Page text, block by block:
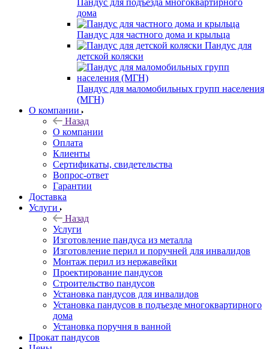
Пандус для подъезда многоквартирного
дома
Пандус для частного дома и крыльца
Пандус для
детской коляски
Пандус для маломобильных групп населения
(МГН)
О компании
Назад
О компании
Оплата
Клиенты
Сертификаты, свидетельства
Вопрос-ответ
Гарантии
Доставка
Услуги
Назад
Услуги
Изготовление пандуса из металла
Изготовление перил и поручней для инвалидов
Монтаж перил из нержавейки
Проектирование пандусов
Строительство пандусов
Установка пандусов для инвалидов
Установка пандусов в подъезде многоквартирного
дома
Установка поручня в ванной
Прокат пандусов